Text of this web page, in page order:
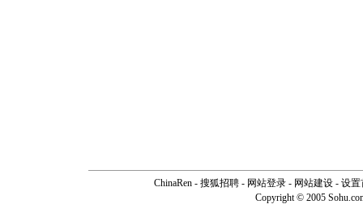
ChinaRen - 搜狐招聘 - 网站登录 - 网站建设 - 设置
Copyright © 2005